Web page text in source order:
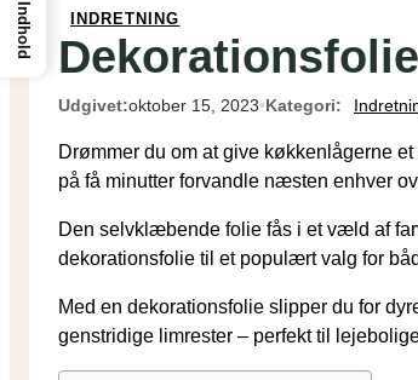
INDRETNING
Udgivet:oktober 15, 2023•Kategori:
Drømmer du om at give køkkenlågerne
på få minutter forvandle næsten enhver
Den selvklæbende folie fås i et væld af
dekorationsfolie til et populært valg for
Med en dekorationsfolie slipper du for
genstridige limrester – perfekt til
Indhold